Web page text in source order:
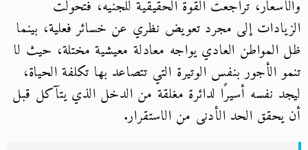
والأسعار، تراجعت القوة الحقيقية للجنيه، فتحوّلت
الزيادات إلى مجرد تعويض نظري عن خسائر فعلية، بينما
ظل المواطن العادي يواجه معادلة معيشية مختلة، حيث لا
تنمو الأجور بنفس الوتيرة التي تتصاعد بها تكلفة الحياة،
ليجد نفسه أسيرًا لدائرة مغلقة من الدخل الذي يتآكل قبل
أن يحقق الحد الأدنى من الاستقرار.